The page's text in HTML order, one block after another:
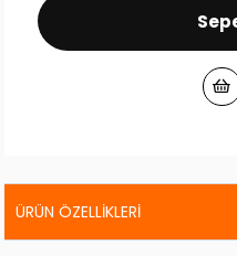
ÜRÜN ÖZELLIKLERI